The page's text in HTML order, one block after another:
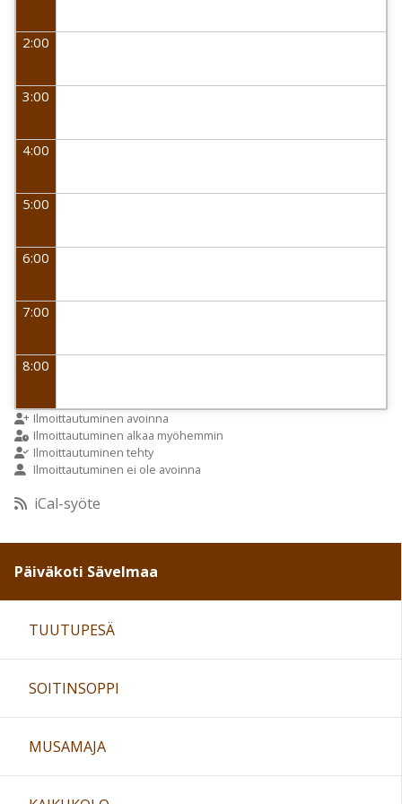
2:00
3:00
4:00
5:00
6:00
7:00
8:00
9:00
10:00
12:00
13:00
14:00
15:00
16:00
Ilmoittautuminen avoinna
Ilmoittautuminen alkaa myöhemmin
Ilmoittautuminen tehty
Ilmoittautuminen ei ole avoinna
iCal-syöte
Päiväkoti Sävelmaa
TUUTUPESÄ
SOITINSOPPI
MUSAMAJA